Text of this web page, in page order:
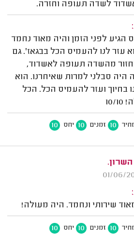
לשדה תעופה וחזרה.
הגיע לפני הזמן והיה מאוד נחמד
עזר לנו להעמיס הכל בבגאז'. גם
מהשדה תעופה לאשדוד,
היה סבלני למרות שאיחרנו. הוא
בחיוך ועזר להעמיס הכל. הכל
10
10 זמנים 10 יחס 10
שירותי ונחמד. היה מעולה!
10 זמנים 10 יחס 10